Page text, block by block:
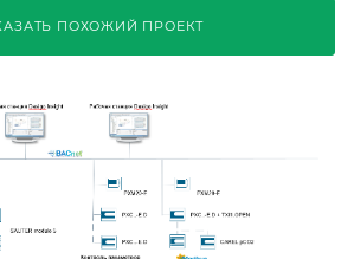
ПОХОЖИЙ ПРОЕКТ